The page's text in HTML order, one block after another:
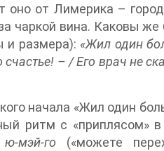
оно от Лимерика –
чаркой вина. Каковы же
и размера): «Жил один
– / Его врач не
начала «Жил один
ритм с «приплясом»
ю-мэй-го («можете